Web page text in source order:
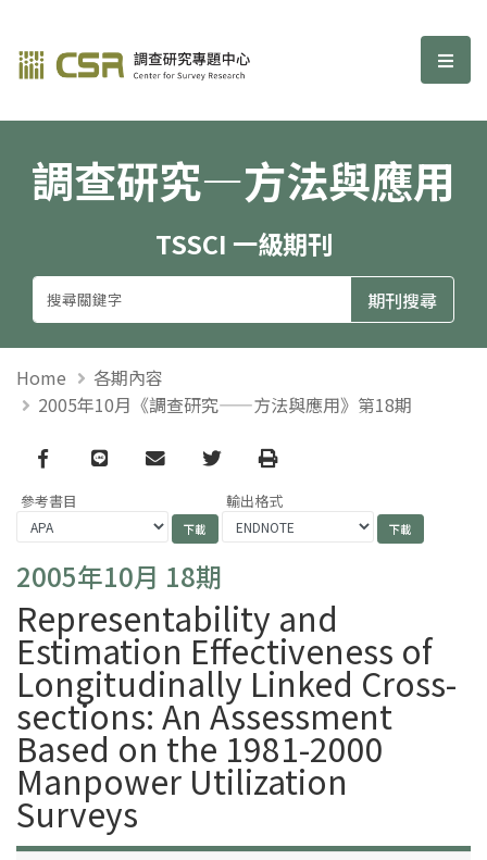
調查研究—方法與應用期刊 選
調查研究—方法與應用
TSSCI 一級期刊
Home
各期內容
2005年10月《調查研究——方法與應用》第18期
Facebook
line email TwitterPrint
參考書目 輸出格式
2005年10月 18期
Representability and
Estimation Effectiveness of
Longitudinally Linked Cross-
sections: An Assessment
Based on the 1981-2000
Manpower Utilization
Surveys